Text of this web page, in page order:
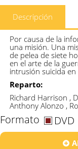
Descripción
Por causa de la
una misión. Una
de pelea de siete
en el arte de la
intrusión suicida
Reparto:
Richard Harrison ,
Anthony Alonzo ,
Formato DVD